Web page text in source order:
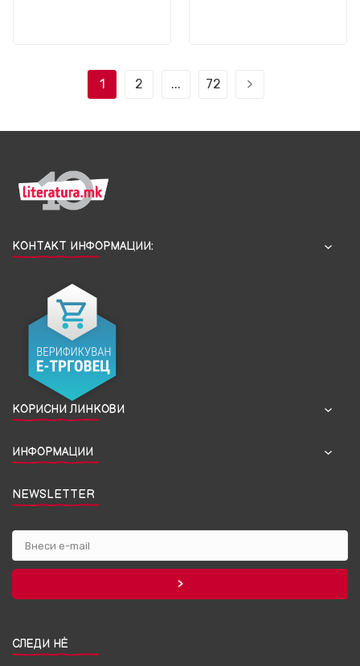
1 2 ... 72
КОНТАКТ ИНФОРМАЦИИ:
КОРИСНИ ЛИНКОВИ
ИНФОРМАЦИИ
NEWSLETTER
СЛЕДИ НЀ